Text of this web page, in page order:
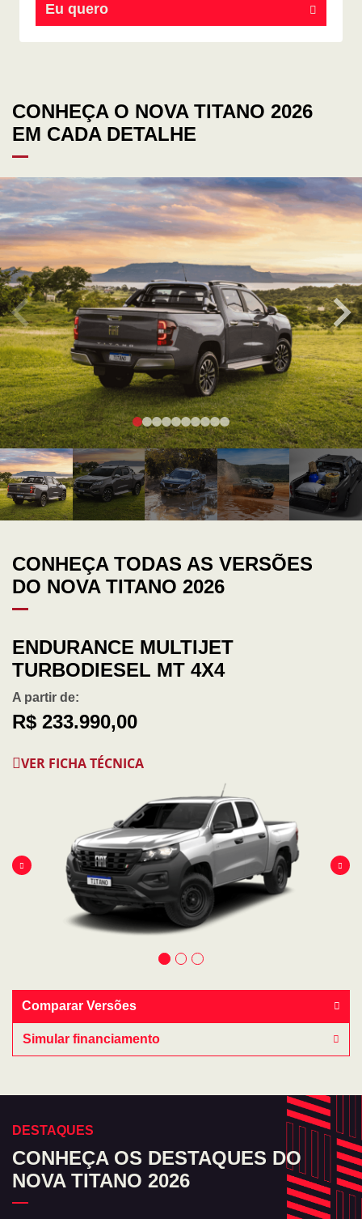
Eu quero
CONHEÇA O NOVA TITANO 2026
EM CADA DETALHE
CONHEÇA TODAS AS VERSÕES
DO NOVA TITANO 2026
ENDURANCE MULTIJET
TURBODIESEL MT 4X4
A partir de:
R$ 233.990,00
VER FICHA TÉCNICA
Comparar Versões
Simular financiamento
DESTAQUES
CONHEÇA OS DESTAQUES DO
NOVA TITANO 2026